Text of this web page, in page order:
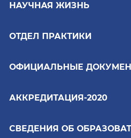
НАУЧНАЯ ЖИЗНЬ
ОТДЕЛ ПРАКТИКИ
ОФИЦИАЛЬНЫЕ
АККРЕДИТАЦИЯ-2020
СВЕДЕНИЯ ОБ